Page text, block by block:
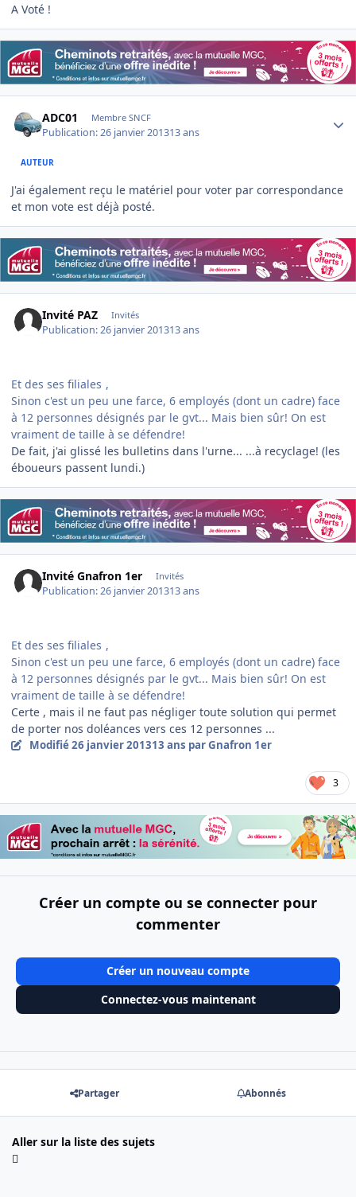
A Voté !
ADC01 Membre SNCF
Publication:26 janvier 201313 ans
AUTEUR
J'ai également reçu le matériel pour voter par correspondance
et mon vote est déjà posté.
Invité PAZ Invités
Publication:26 janvier 201313 ans
Et des ses filiales ,
Sinon c'est un peu une farce, 6 employés (dont un cadre) face
à 12 personnes désignés par le gvt... Mais bien sûr! On est
vraiment de taille à se défendre!
De fait, j'ai glissé les bulletins dans l'urne... ...à recyclage! (les
éboueurs passent lundi.)
Invité Gnafron 1er Invités
Publication:26 janvier 201313 ans
Et des ses filiales ,
Sinon c'est un peu une farce, 6 employés (dont un cadre) face
à 12 personnes désignés par le gvt... Mais bien sûr! On est
vraiment de taille à se défendre!
Certe , mais il ne faut pas négliger toute solution qui permet
de porter nos doléances vers ces 12 personnes ...
Modifié26 janvier 201313 ans par Gnafron 1er
3
Créer un compte ou se connecter pour
commenter
Créer un nouveau compte
Connectez-vous maintenant
Partager Abonnés
Aller sur la liste des sujets